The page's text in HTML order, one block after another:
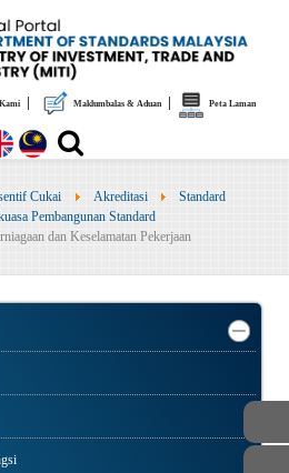
| Maklumbalas & Aduan| Peta Laman
Cukai Akreditasi
Standard
Pembangunan Standard
dan Keselamatan Pekerjaan